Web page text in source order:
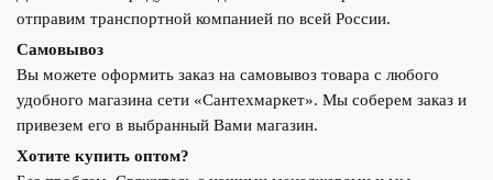
отправим транспортной компанией по всей России.
Самовывоз
Вы можете оформить заказ на самовывоз товара с любого
удобного магазина сети «Сантехмаркет». Мы соберем заказ и
привезем его в выбранный Вами магазин.
Хотите купить оптом?